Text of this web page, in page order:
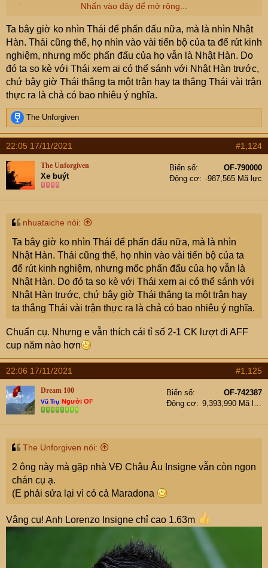
Nhấn vào đây để mở rộng...
Ta bây giờ ko nhìn Thái để phấn đấu nữa, mà là nhìn Nhật
Hàn. Thái cũng thế, họ nhìn vào vài tiến bộ của ta để rút kinh
nghiệm, nhưng mốc phấn đấu của họ vẫn là Nhật Hàn. Do
đó ta so kè với Thái xem ai có thể sánh với Nhật Hàn trước,
chứ bây giờ Thái thắng ta một trận hay ta thắng Thái vài trận
thực ra là chả có bao nhiêu ý nghĩa.
R
e
a
c
t
o
n
s
The Unforgiven
22:05 17/11/2021 #1,124
The Unforgiven
Xe buýt
Biển số
OF-790000
Động cơ
-987,565 Mã lực
nhuataiche nói:
Ta bây giờ ko nhìn Thái để phấn đấu nữa, mà là nhìn
Nhật Hàn. Thái cũng thế, họ nhìn vào vài tiến bộ của ta
để rút kinh nghiệm, nhưng mốc phấn đấu của họ vẫn là
Nhật Hàn. Do đó ta so kè với Thái xem ai có thể sánh với
Nhật Hàn trước, chứ bây giờ Thái thắng ta một trận hay
ta thắng Thái vài trận thực ra là chả có bao nhiêu ý nghĩa.
Chuẩn cụ. Nhưng e vẫn thích cái tỉ số 2-1 CK lượt đi AFF
cup năm nào hơn
22:06 17/11/2021 #1,125
Dream 100
Vũ Trụ Người OF
Biển số
OF-742387
Động cơ
9,393,990 Mã lực
The Unforgiven nói:
2 ông này mà gặp nhà VĐ Châu Âu Insigne vẫn còn ngon
chán cụ ạ.
(E phải sửa lại vì có cả Maradona
Vâng cụ! Anh Lorenzo Insigne chỉ cao 1.63m